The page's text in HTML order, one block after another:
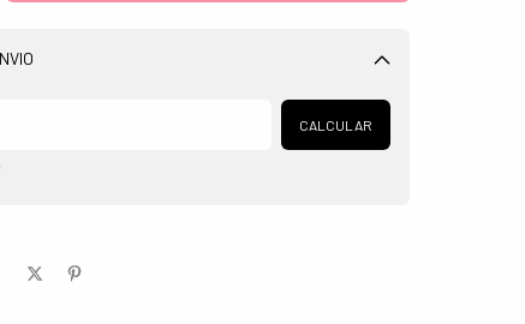
Alterar CEP
CALCULAR